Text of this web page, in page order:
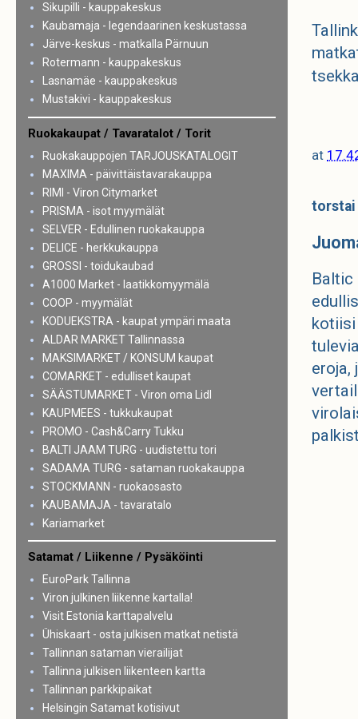
at
torstai
Baltic
kotiisi
eroja,
Sikupilli - kauppakeskus
Kaubamaja - legendaarinen keskustassa
Järve-keskus - matkalla Pärnuun
Rotermann - kauppakeskus
Lasnamäe - kauppakeskus
Mustakivi - kauppakeskus
Ruokakaupat / Tavaratalot / Torit
Ruokakauppojen TARJOUSKATALOGIT
MAXIMA - päivittäistavarakauppa
RIMI - Viron Citymarket
PRISMA - isot myymälät
SELVER - Edullinen ruokakauppa
DELICE - herkkukauppa
GROSSI - toidukaubad
A1000 Market - laatikkomyymälä
COOP - myymälät
KODUEKSTRA - kaupat ympäri maata
ALDAR MARKET Tallinnassa
MAKSIMARKET / KONSUM kaupat
COMARKET - edulliset kaupat
SÄÄSTUMARKET - Viron oma Lidl
KAUPMEES - tukkukaupat
PROMO - Cash&Carry Tukku
BALTI JAAM TURG - uudistettu tori
SADAMA TURG - sataman ruokakauppa
STOCKMANN - ruokaosasto
KAUBAMAJA - tavaratalo
Kariamarket
Satamat / Liikenne / Pysäköinti
EuroPark Tallinna
Viron julkinen liikenne kartalla!
Visit Estonia karttapalvelu
Ühiskaart - osta julkisen matkat netistä
Tallinnan sataman vierailijat
Tallinna julkisen liikenteen kartta
Tallinnan parkkipaikat
Helsingin Satamat kotisivut